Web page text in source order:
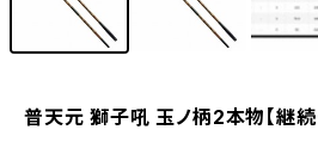
普天元 獅子吼 玉ノ柄2本物【継続